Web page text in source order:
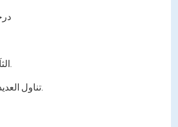
الثآليل على الوجه.
تناول العديد من المخدرات.